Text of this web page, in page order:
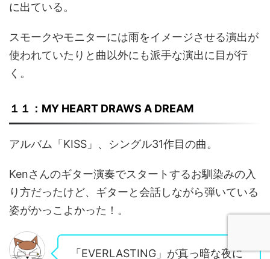
に出ている。
スモークやモニターには雨をイメージさせる演出が
使われていたりと曲以外にも派手な演出に目が行
く。
１１：MY HEART DRAWS A DREAM
アルバム「KISS」、シングル31作目の曲。
Kenさんのギター演奏でスタートするお馴染みの入
り方だったけど、ギターと会話しながら弾いている
姿がかっこよかった！。
「EVERLASTING」が真っ暗な夜に